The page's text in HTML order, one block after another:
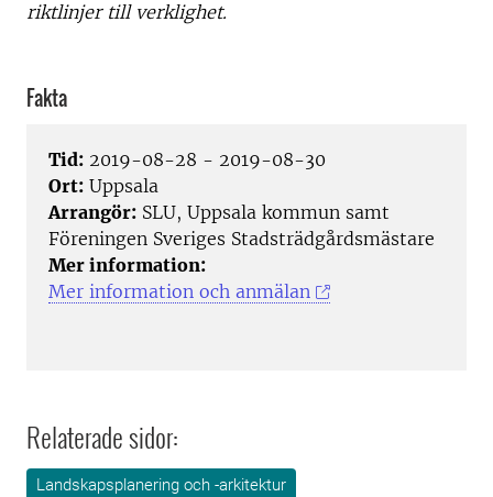
riktlinjer till verklighet.
Fakta
Tid: 2019-08-28 - 2019-08-30
Ort: Uppsala
Arrangör: SLU, Uppsala kommun samt
Föreningen Sveriges Stadsträdgårdsmästare
Mer information:
Mer information och anmälan
Relaterade sidor:
Landskapsplanering och -arkitektur